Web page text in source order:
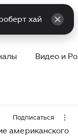
Видео и
Подписаться
американского